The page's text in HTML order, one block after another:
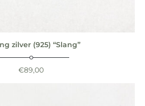
zilver (925) “Slang”
€89,00